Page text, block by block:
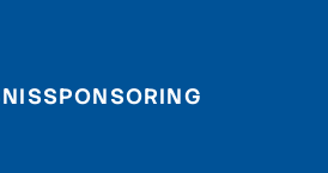
SPONSORING